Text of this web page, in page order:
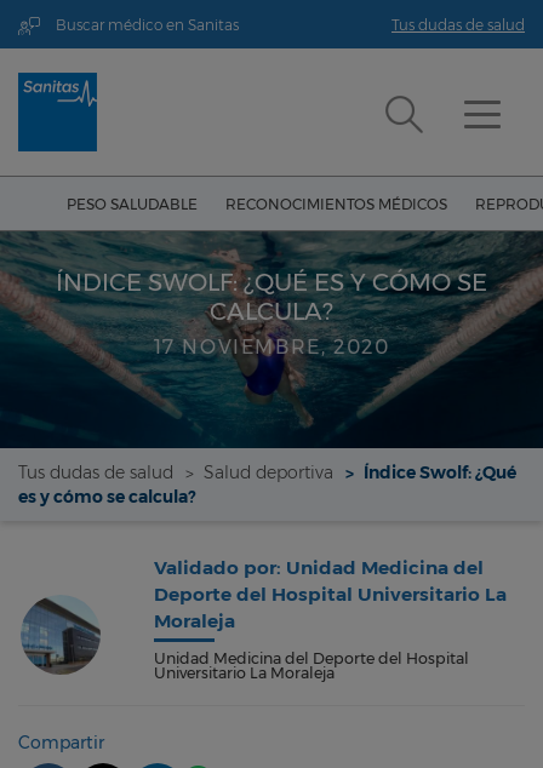
Buscar médico en Sanitas Tus dudas de salud
PESO SALUDABLE RECONOCIMIENTOS MÉDICOS
ÍNDICE SWOLF: ¿QUÉ ES Y CÓMO SE
CALCULA?
17 NOVIEMBRE, 2020
Tus dudas de salud Salud deportiva
Índice Swolf: ¿Qué
es y cómo se calcula?
Validado por: Unidad Medicina del
Deporte del Hospital Universitario La
Moraleja
Unidad Medicina del Deporte del Hospital
Universitario La Moraleja
Compartir